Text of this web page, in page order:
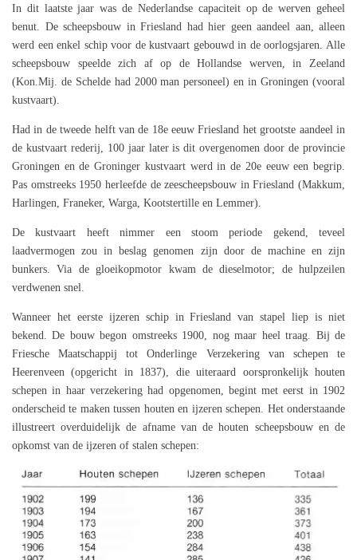
In dit laatste jaar was de Nederlandse capaciteit op de werven geheel
benut. De scheepsbouw in Friesland had hier geen aandeel aan, alleen
werd een enkel schip voor de kustvaart gebouwd in de oorlogsjaren. Alle
scheepsbouw speelde zich af op de Hollandse werven, in Zeeland
(Kon.Mij. de Schelde had 2000 man personeel) en in Groningen (vooral
kustvaart).
Had in de tweede helft van de 18e eeuw Friesland het grootste aandeel in
de kustvaart rederij, 100 jaar later is dit overgenomen door de provincie
Groningen en de Groninger kustvaart werd in de 20e eeuw een begrip.
Pas omstreeks 1950 herleefde de zeescheepsbouw in Friesland (Makkum,
Harlingen, Franeker, Warga, Kootstertille en Lemmer).
De kustvaart heeft nimmer een stoom periode gekend, teveel
laadvermogen zou in beslag genomen zijn door de machine en zijn
bunkers. Via de gloeikopmotor kwam de dieselmotor; de hulpzeilen
verdwenen snel.
Wanneer het eerste ijzeren schip in Friesland van stapel liep is niet
bekend. De bouw begon omstreeks 1900, nog maar heel traag. Bij de
Friesche Maatschappij tot Onderlinge Verzekering van schepen te
Heerenveen (opgericht in 1837), die uiteraard oorspronkelijk houten
schepen in haar verzekering had opgenomen, begint met eerst in 1902
onderscheid te maken tussen houten en ijzeren schepen. Het onderstaande
illustreert overduidelijk de afname van de houten scheepsbouw en de
opkomst van de ijzeren of stalen schepen: